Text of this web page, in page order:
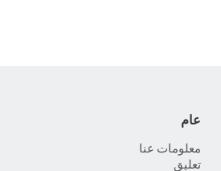
عام
معلومات عنا
تعليق